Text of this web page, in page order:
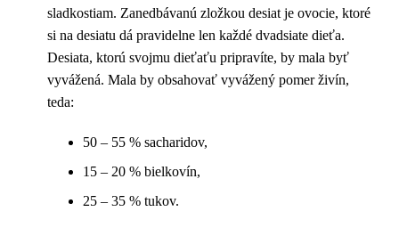
sladkostiam. Zanedbávanú zložkou desiat je ovocie, ktoré
si na desiatu dá pravidelne len každé dvadsiate dieťa.
Desiata, ktorú svojmu dieťaťu pripravíte, by mala byť
vyvážená. Mala by obsahovať vyvážený pomer živín,
teda:
50 – 55 % sacharidov,
15 – 20 % bielkovín,
25 – 35 % tukov.